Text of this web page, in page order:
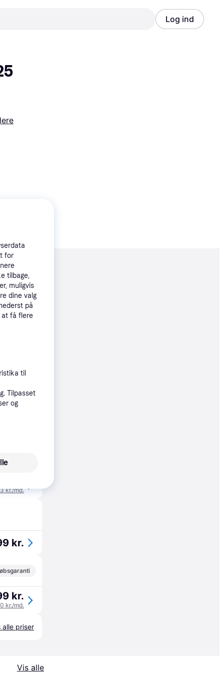
Log ind
kr.
kr./md.
kr./md.
kr.
kr.
kr./md.
alle priser
Vis alle
for
tilbage,
muligvis
dine valg
på
at få flere
til
Tilpasset
og